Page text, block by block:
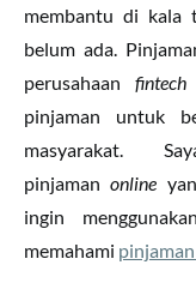
membantu di kala
belum ada.
perusahaan fintech
pinjaman untuk
masyarakat.
pinjamanonline
ingin
memahami pinjaman